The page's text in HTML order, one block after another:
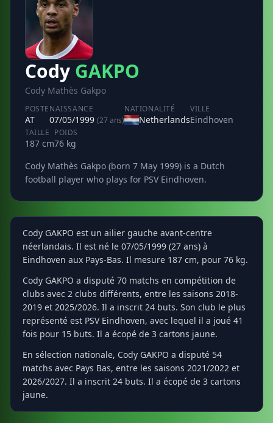
Cody GAKPO
Cody Mathès Gakpo
POSTE
AT
NAISSANCE
07/05/1999 (27 ans)
NATIONALITÉ
Netherlands
VILLE
Eindhoven
TAILLE
187 cm
POIDS
76 kg
Cody Mathès Gakpo (born 7 May 1999) is a Dutch
football player who plays for PSV Eindhoven.
Cody GAKPO est un ailier gauche avant-centre
néerlandais. Il est né le 07/05/1999 (27 ans) à
Eindhoven aux Pays-Bas. Il mesure 187 cm, pour 76 kg.
Cody GAKPO a disputé 70 matchs en compétition de
clubs avec 2 clubs différents, entre les saisons 2018-
2019 et 2025/2026. Il a inscrit 24 buts. Son club le plus
représenté est PSV Eindhoven, avec lequel il a joué 41
fois pour 15 buts. Il a écopé de 3 cartons jaune.
En sélection nationale, Cody GAKPO a disputé 54
matchs avec Pays Bas, entre les saisons 2021/2022 et
2026/2027. Il a inscrit 24 buts. Il a écopé de 3 cartons
jaune.